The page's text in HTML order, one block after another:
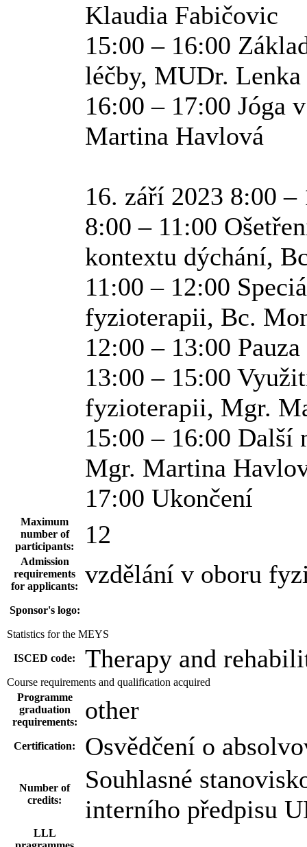
Klaudia Fabičovic
15:00 – 16:00
léčby, MUDr. Lenka
16:00 – 17:00 Jóga
Martina Havlová
16. září 2023 8:00 –
8:00 – 11:00
kontextu dýchání,
11:00 – 12:00
fyzioterapii, Bc.
12:00 – 13:00 Pauza
13:00 – 15:00
fyzioterapii, Mgr.
15:00 – 16:00 Další
Mgr. Martina
17:00 Ukončení
Maximum
number of
participants:
12
Admission
requirements
for applicants:
vzdělání v oboru
Sponsor's logo:
Statistics for the MEYS
ISCED code: Therapy and
Course requirements and qualification acquired
Programme
graduation
requirements:
other
Certification: Osvědčení o
Number of
credits:
Souhlasné
interního předpisu
LLL